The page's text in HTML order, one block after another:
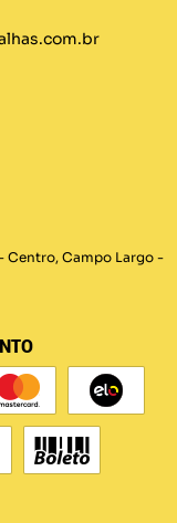
Centro, Campo Largo -